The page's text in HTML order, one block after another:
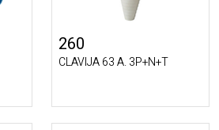
260
CLAVIJA 63 A. 3P+N+T